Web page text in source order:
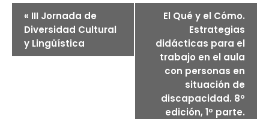
E
T
« III Jornada de
Diversidad Cultural
y Lingüística
El Qué y el Cómo.
Estrategias
didácticas para el
trabajo en el aula
con personas en
situación de
discapacidad. 8º
edición, 1º parte.